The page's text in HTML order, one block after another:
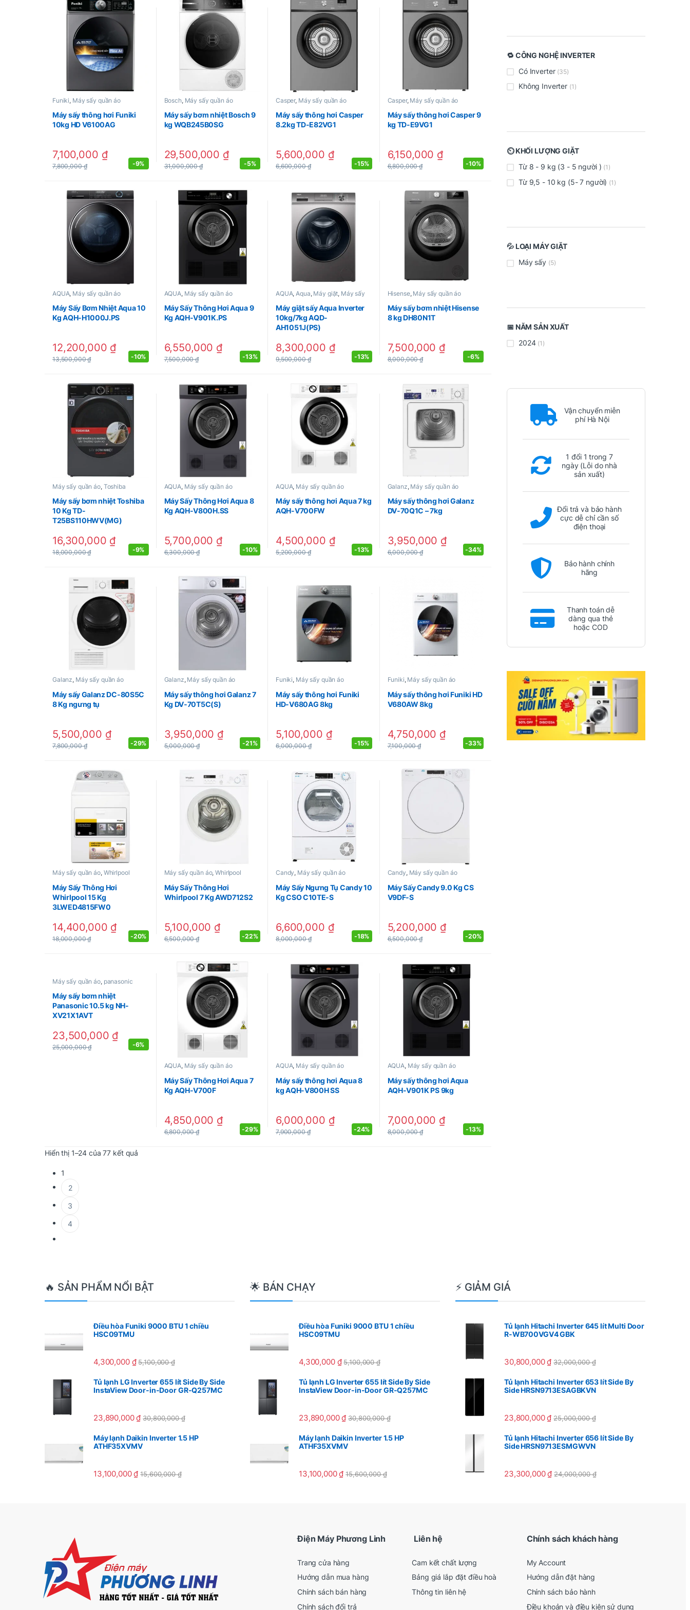
Funiki, Máy sấy quần áo
Máy sấy thông hơi Funiki
10kg HD V6100AG
7,100,000 ₫
7,800,000₫ -9%
Bosch, Máy sấy quần áo
Máy sấy bơm nhiệt Bosch 9
kg WQB245B0SG
29,500,000 ₫
31,000,000₫ -5%
Casper, Máy sấy quần áo
Máy sấy thông hơi Casper
8.2kg TD-E82VG1
5,600,000 ₫
6,600,000₫ -15%
Casper, Máy sấy quần áo
Máy sấy thông hơi Casper 9
kg TD-E9VG1
6,150,000 ₫
6,800,000₫ -10%
AQUA, Máy sấy quần áo
Máy Sấy Bơm Nhiệt Aqua 10
Kg AQH-H1000J.PS
12,200,000 ₫
13,500,000₫ -10%
AQUA, Máy sấy quần áo
Máy Sấy Thông Hơi Aqua 9
Kg AQH-V901K.PS
6,550,000 ₫
7,500,000₫ -13%
AQUA, Aqua, Máy giặt, Máy sấy
Máy giặt sấy Aqua Inverter
10kg/7kg AQD-
AH1051J(PS)
8,300,000 ₫
9,500,000₫ -13%
Hisense, Máy sấy quần áo
Máy sấy bơm nhiệt Hisense
8 kg DH80N1T
7,500,000 ₫
8,000,000₫ -6%
Máy sấy quần áo, Toshiba
Máy sấy bơm nhiệt Toshiba
10 Kg TD-
T25BS110HWV(MG)
16,300,000 ₫
18,000,000₫ -9%
AQUA, Máy sấy quần áo
Máy Sấy Thông Hơi Aqua 8
Kg AQH-V800H.SS
5,700,000 ₫
6,300,000₫ -10%
AQUA, Máy sấy quần áo
Máy sấy thông hơi Aqua 7 kg
AQH-V700FW
4,500,000 ₫
5,200,000₫ -13%
Galanz, Máy sấy quần áo
Máy sấy thông hơi Galanz
DV-70Q1C – 7kg
3,950,000 ₫
6,000,000₫ -34%
Galanz, Máy sấy quần áo
Máy sấy Galanz DC-80S5C
8 Kg ngưng tụ
5,500,000 ₫
7,800,000₫ -29%
Galanz, Máy sấy quần áo
Máy sấy thông hơi Galanz 7
Kg DV‐70T5C(S)
3,950,000 ₫
5,000,000₫ -21%
Funiki, Máy sấy quần áo
Máy sấy thông hơi Funiki
HD-V680AG 8kg
5,100,000 ₫
6,000,000₫ -15%
Funiki, Máy sấy quần áo
Máy sấy thông hơi Funiki HD
V680AW 8kg
4,750,000 ₫
7,100,000₫ -33%
Máy sấy quần áo, Whirlpool
Máy Sấy Thông Hơi
Whirlpool 15 Kg
3LWED4815FW0
14,400,000 ₫
18,000,000₫ -20%
Máy sấy quần áo,Whirlpool
Máy Sấy Thông Hơi
Whirlpool 7 Kg AWD712S2
5,100,000 ₫
6,500,000₫ -22%
Candy, Máy sấy quần áo
Máy Sấy Ngưng Tụ Candy 10
Kg CSO C10TE-S
6,600,000 ₫
8,000,000₫ -18%
Candy, Máy sấy quần áo
Máy Sấy Candy 9.0 Kg CS
V9DF-S
5,200,000 ₫
6,500,000₫ -20%
Máy sấy quần áo, panasonic
Máy sấy bơm nhiệt
Panasonic 10.5 kg NH-
XV21X1AVT
23,500,000 ₫
25,000,000₫ -6%
AQUA, Máy sấy quần áo
Máy Sấy Thông Hơi Aqua 7
Kg AQH-V700F
4,850,000 ₫
6,800,000₫ -29%
AQUA, Máy sấy quần áo
Máy sấy thông hơi Aqua 8
kg AQH-V800H SS
6,000,000 ₫
7,900,000₫ -24%
AQUA, Máy sấy quần áo
Máy sấy thông hơi Aqua
AQH-V901K PS 9kg
7,000,000 ₫
8,000,000₫ -13%
Hiển thị 1–24 của 77 kết quả
1
2
3
4
🔁 CÔNG NGHỆ INVERTER
Có Inverter (35)
Không Inverter (1)
⏲️ KHỐI LƯỢNG GIẶT
Từ 8 - 9 kg (3 - 5 người ) (1)
Từ 9,5 - 10 kg (5- 7 người) (1)
💦 LOẠI MÁY GIẶT
Máy sấy (5)
📅 NĂM SẢN XUẤT
2024 (1)
Vận chuyển miễn
phí Hà Nội
1 đổi 1 trong 7
ngày (Lỗi do nhà
sản xuất)
Đổi trả và bảo hành
cực dễ chỉ cần số
điện thoại
Bảo hành chính
hãng
Thanh toán dễ
dàng qua thẻ
hoặc COD
Brands Carousel
🔥 SẢN PHẨM NỔI BẬT
Điều hòa Funiki 9000 BTU 1 chiều
HSC09TMU
4,300,000 ₫ 5,100,000₫
Tủ lạnh LG Inverter 655 lít Side By Side
InstaView Door-in-Door GR-Q257MC
23,890,000₫ 30,800,000₫
Máy lạnh Daikin Inverter 1.5 HP
ATHF35XVMV
13,100,000₫ 15,600,000₫
🌟 BÁN CHẠY
Điều hòa Funiki 9000 BTU 1 chiều
HSC09TMU
4,300,000 ₫ 5,100,000₫
Tủ lạnh LG Inverter 655 lít Side By Side
InstaView Door-in-Door GR-Q257MC
23,890,000₫ 30,800,000₫
Máy lạnh Daikin Inverter 1.5 HP
ATHF35XVMV
13,100,000₫ 15,600,000₫
⚡ GIẢM GIÁ
Tủ lạnh Hitachi Inverter 645 lít Multi Door
R-WB700VGV4 GBK
30,800,000₫ 32,000,000₫
Tủ lạnh Hitachi Inverter 653 lít Side By
Side HRSN9713ESAGBKVN
23,800,000₫ 25,000,000₫
Tủ lạnh Hitachi Inverter 656 lít Side By
Side HRSN9713ESMGWVN
23,300,000₫ 24,000,000₫
Điện Máy Phương Linh
Trang cửa hàng
Hướng dẫn mua hàng
Chính sách bán hàng
Chính sách đổi trả
Liên hệ
Cam kết chất lượng
Bảng giá lắp đặt điều hoà
Thông tin liên hệ
Chính sách khách hàng
My Account
Hướng dẫn đặt hàng
Chính sách bảo hành
Điều khoản và điều kiện sử dụng